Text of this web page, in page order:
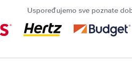
Uspoređujemo sve poznate